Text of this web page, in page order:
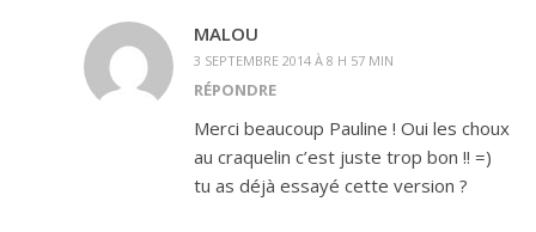
MALOU
3 SEPTEMBRE 2014 À 8 H 57 MIN
RÉPONDRE
Merci beaucoup Pauline ! Oui les choux
au craquelin c’est juste trop bon !! =)
tu as déjà essayé cette version ?